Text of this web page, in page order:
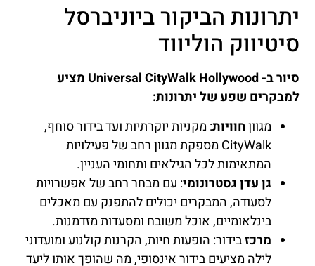
יתרונות הביקור ביוניברסל
סיטיווק הוליווד
סיור ב- Universal CityWalk Hollywood מציע
למבקרים שפע של יתרונות:
מגווןחוויות: מקניות יוקרתיות ועד בידור סוחף,
CityWalk מספקת מגוון רחב של פעילויות
המתאימות לכל הגילאים ותחומי העניין.
גן עדן גסטרונומי: עם מבחר רחב של אפשרויות
לסעודה, המבקרים יכולים להתפנק עם מאכלים
בינלאומיים, אוכל משובח ומסעדות מזדמנות.
מרכזבידור: הופעות חיות, הקרנות קולנוע ומועדוני
לילה מציעים בידור אינסופי, מה שהופך אותו ליעד